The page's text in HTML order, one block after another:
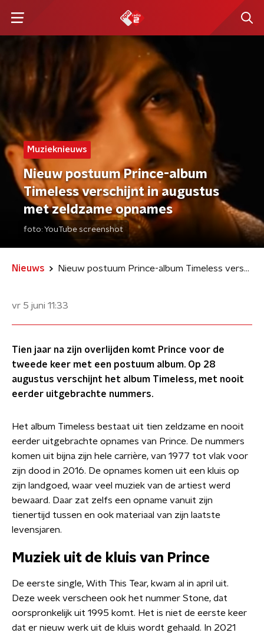
Muzieknieuws
Nieuw postuum Prince-album
Timeless verschijnt in augustus
met zeldzame opnames
foto: YouTube screenshot
Nieuws Nieuw postuum Prince-album Timeless verschijnt in augustus met zeldzame opnames
vr 5 juni 11:33
Tien jaar na zijn overlijden komt Prince voor de
tweede keer met een postuum album. Op 28
augustus verschijnt het album Timeless, met nooit
eerder uitgebrachte nummers.
Het album Timeless bestaat uit tien zeldzame en nooit
eerder uitgebrachte opnames van Prince. De nummers
komen uit bijna zijn hele carrière, van 1977 tot vlak voor
zijn dood in 2016. De opnames komen uit een kluis op
zijn landgoed, waar veel muziek van de artiest werd
bewaard. Daar zat zelfs een opname vanuit zijn
tienertijd tussen en ook materiaal van zijn laatste
levensjaren.
Muziek uit de kluis van Prince
De eerste single, With This Tear, kwam al in april uit.
Deze week verscheen ook het nummer Stone, dat
oorspronkelijk uit 1995 komt. Het is niet de eerste keer
dat er nieuw werk uit de kluis wordt gehaald. In 2021